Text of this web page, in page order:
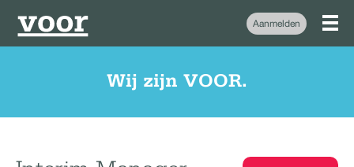
Aanmelden
Wij zijn VOOR.